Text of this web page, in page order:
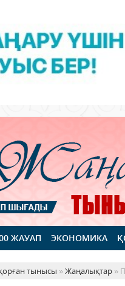
ЖАУАП ЭКОНОМИКА
тынысы »Жаңалықтар »